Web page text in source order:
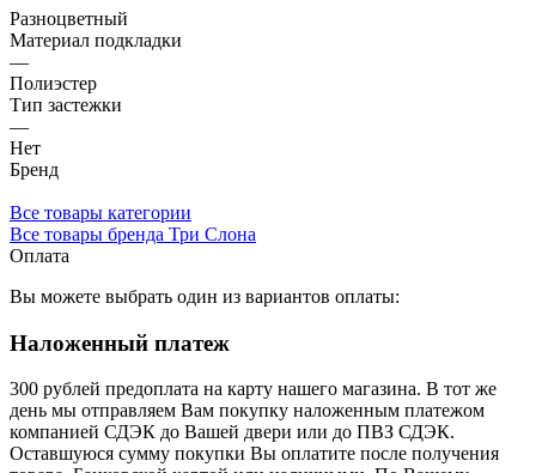
Разноцветный
Материал подкладки
—
Полиэстер
Тип застежки
—
Нет
Бренд
Все товары категории
Все товары бренда Три Слона
Оплата
Вы можете выбрать один из вариантов оплаты:
Наложенный платеж
300 рублей предоплата на карту нашего магазина. В тот же
день мы отправляем Вам покупку наложенным платежом
компанией СДЭК до Вашей двери или до ПВЗ СДЭК.
Оставшуюся сумму покупки Вы оплатите после получения